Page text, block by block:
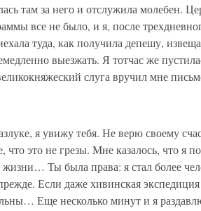
там за него и отслужила молебен.
все не было, и я, после
туда, как получила депешу,
выезжать. Я тотчас же
слуга вручил мне
я увижу тебя. Не верю своему
это не грезы. Мне казалось, что я
Ты была права: я стал более
Если даже хивинская экспедиция
Еще несколько минут и я